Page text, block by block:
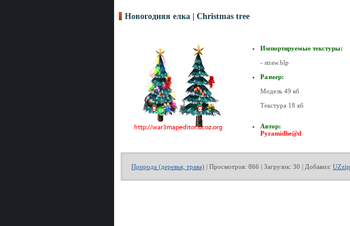
Новогодняя елка | Christmas tree
Импортируемые текстуры:
- straw.blp
Размер:
Модель 49 кб
Текстура 18 кб
Автор:
Pyramidhe@d
Природа (деревья, трава) | Просмотров: 866 | Загрузок: 30 | Добавил: UZzip